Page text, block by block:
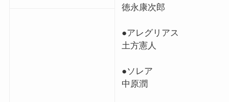
徳永康次郎
●アレグリアス
土方憲人
●ソレア
中原潤